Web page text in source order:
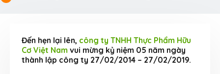
Đến hẹn lại lên, công ty TNHH Thực Phẩm Hữu
Cơ Việt Nam vui mừng kỷ niệm 05 năm ngày
thành lập công ty 27/02/2014 – 27/02/2019.